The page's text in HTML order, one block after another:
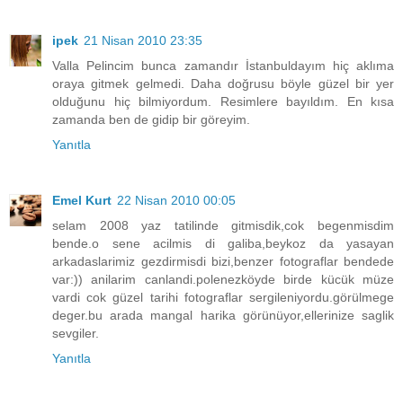
ipek 21 Nisan 2010 23:35
Valla Pelincim bunca zamandır İstanbuldayım hiç aklıma
oraya gitmek gelmedi. Daha doğrusu böyle güzel bir yer
olduğunu hiç bilmiyordum. Resimlere bayıldım. En kısa
zamanda ben de gidip bir göreyim.
Yanıtla
Emel Kurt 22 Nisan 2010 00:05
selam 2008 yaz tatilinde gitmisdik,cok begenmisdim
bende.o sene acilmis di galiba,beykoz da yasayan
arkadaslarimiz gezdirmisdi bizi,benzer fotograflar bendede
var:)) anilarim canlandi.polenezköyde birde kücük müze
vardi cok güzel tarihi fotograflar sergileniyordu.görülmege
deger.bu arada mangal harika görünüyor,ellerinize saglik
sevgiler.
Yanıtla